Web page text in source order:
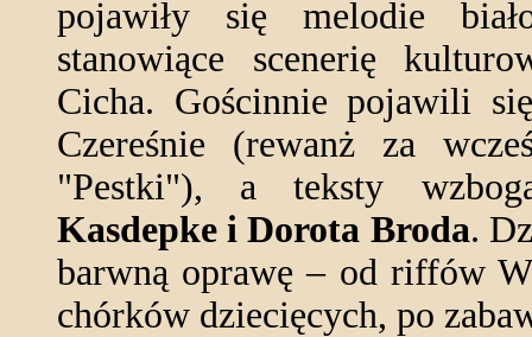
pojawiły się melodie
stanowiące scenerię
Cicha. Gościnnie pojawili
Czereśnie (rewanż za
"Pestki"), a teksty
Kasdepke i Dorota Broda.
barwną oprawę – od riffów
chórków dziecięcych, po